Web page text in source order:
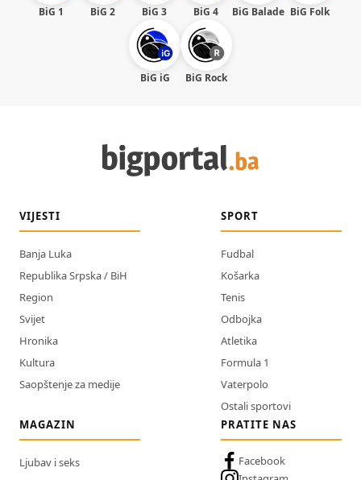
BiG 1 BiG 2 BiG 3 BiG 4 BiG Balade BiG Folk
BiG iG BiG Rock
VIJESTI
Banja Luka
Republika Srpska / BiH
Region
Svijet
Hronika
Kultura
Saopštenje za medije
SPORT
Fudbal
Košarka
Tenis
Odbojka
Atletika
Formula 1
Vaterpolo
Ostali sportovi
MAGAZIN
Ljubav i seks
PRATITE NAS
Facebook